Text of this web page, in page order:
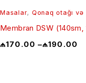
Masalar, Qonaq otağı
Membran DSW (140sm,
₼170.00 –₼190.00